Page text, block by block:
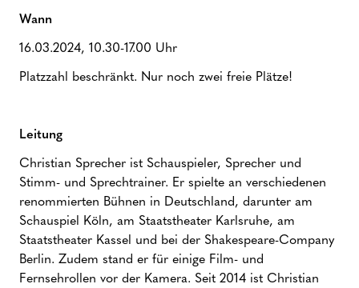
Wann
16.03.2024, 10.30-17.00 Uhr
Platzzahl beschränkt. Nur noch zwei freie Plätze!
Leitung
Christian Sprecher ist Schauspieler, Sprecher und
Stimm- und Sprechtrainer. Er spielte an verschiedenen
renommierten Bühnen in Deutschland, darunter am
Schauspiel Köln, am Staatstheater Karlsruhe, am
Staatstheater Kassel und bei der Shakespeare-Company
Berlin. Zudem stand er für einige Film- und
Fernsehrollen vor der Kamera. Seit 2014 ist Christian